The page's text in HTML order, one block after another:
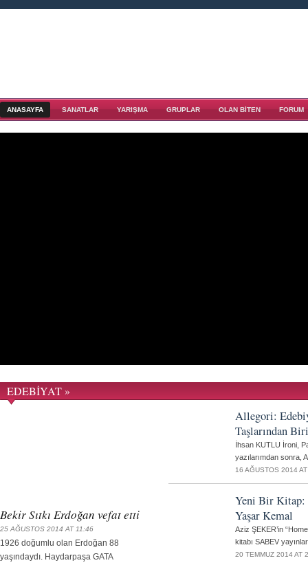
ANASAYFA SANATLAR YARIŞMA GRUPLAR OLAN BITEN FORUM
EDEBİYAT »
Bekir Sıtkı Erdoğan vefat etti
25 AĞUSTOS 2014 AT 11:46
1926 doğumlu olan Erdoğan 88
yaşındaydı. Haydarpaşa GATA
Allegori:
Taşlarından Biri
İhsan KUTLU İroni,
yazılarımdan sonra,
16 AĞUSTOS 2014
Yeni Bir Kitap:
Yaşar Kemal
Aziz ŞEKER’in
kitabı SABEV
20 TEMMUZ 2014 AT